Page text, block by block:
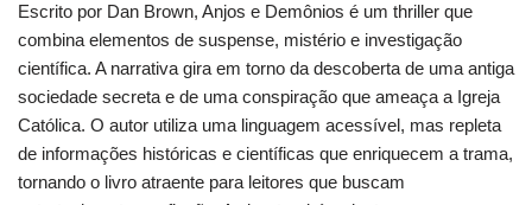
Escrito por Dan Brown, Anjos e Demônios é um thriller que
combina elementos de suspense, mistério e investigação
científica. A narrativa gira em torno da descoberta de uma antiga
sociedade secreta e de uma conspiração que ameaça a Igreja
Católica. O autor utiliza uma linguagem acessível, mas repleta
de informações históricas e científicas que enriquecem a trama,
tornando o livro atraente para leitores que buscam